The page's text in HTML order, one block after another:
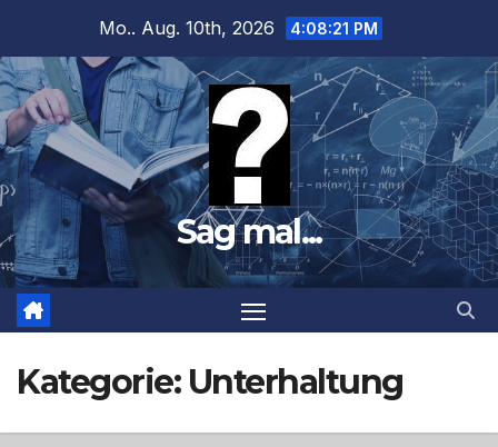
springen
Mo.. Aug. 10th, 2026 4:08:22 PM
Sag mal...
Kategorie: Unterhaltung